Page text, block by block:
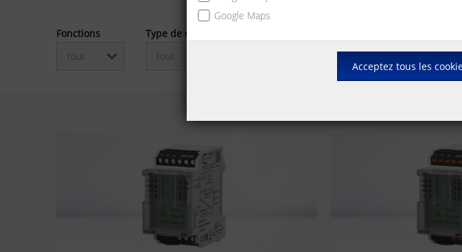
Fonctions
tout
Type de connexion
tout
Google Maps
Acceptez tous les